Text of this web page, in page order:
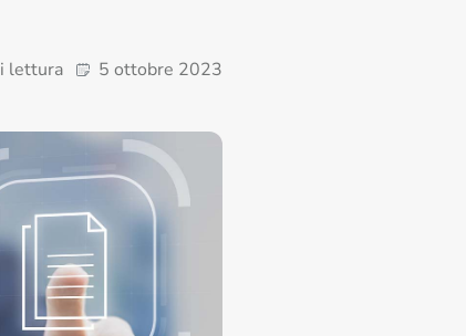
lettura 5 ottobre 2023